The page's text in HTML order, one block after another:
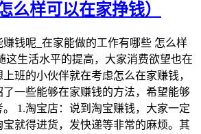
么样可以在家挣钱）
钱呢_在家能做的工作有哪些 怎么样
这生活水平的提高，大家消费欲望也在
班的小伙伴就在考虑怎么在家赚钱，
一些能够在家赚钱的方法，希望能够
1.淘宝店：说到淘宝赚钱，大家一定
宝就得进货，发快递等非常的麻烦。其